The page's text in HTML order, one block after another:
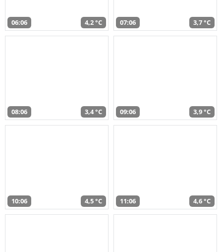
06:06 4,2 °C 07:06 3,7 °C
08:06 3,4 °C 09:06 3,9 °C
10:06 4,5 °C 11:06 4,6 °C